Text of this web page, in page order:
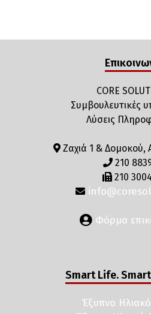
CORE
Συμβουλευτικές
Λύσεις
Ζαχιά 1 & Δομοκού,
210
210
Φόρμα
Smart Life.
Έξυπνο